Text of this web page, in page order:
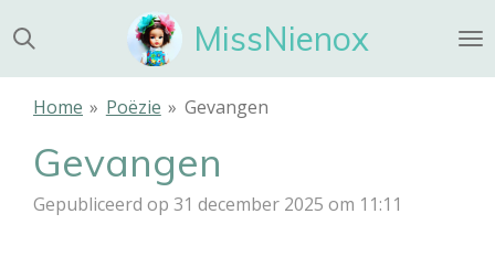
direct
naar
MissNienox
Home » Poëzie » Gevangen
Gevangen
Gepubliceerd op 31 december 2025 om 11:11